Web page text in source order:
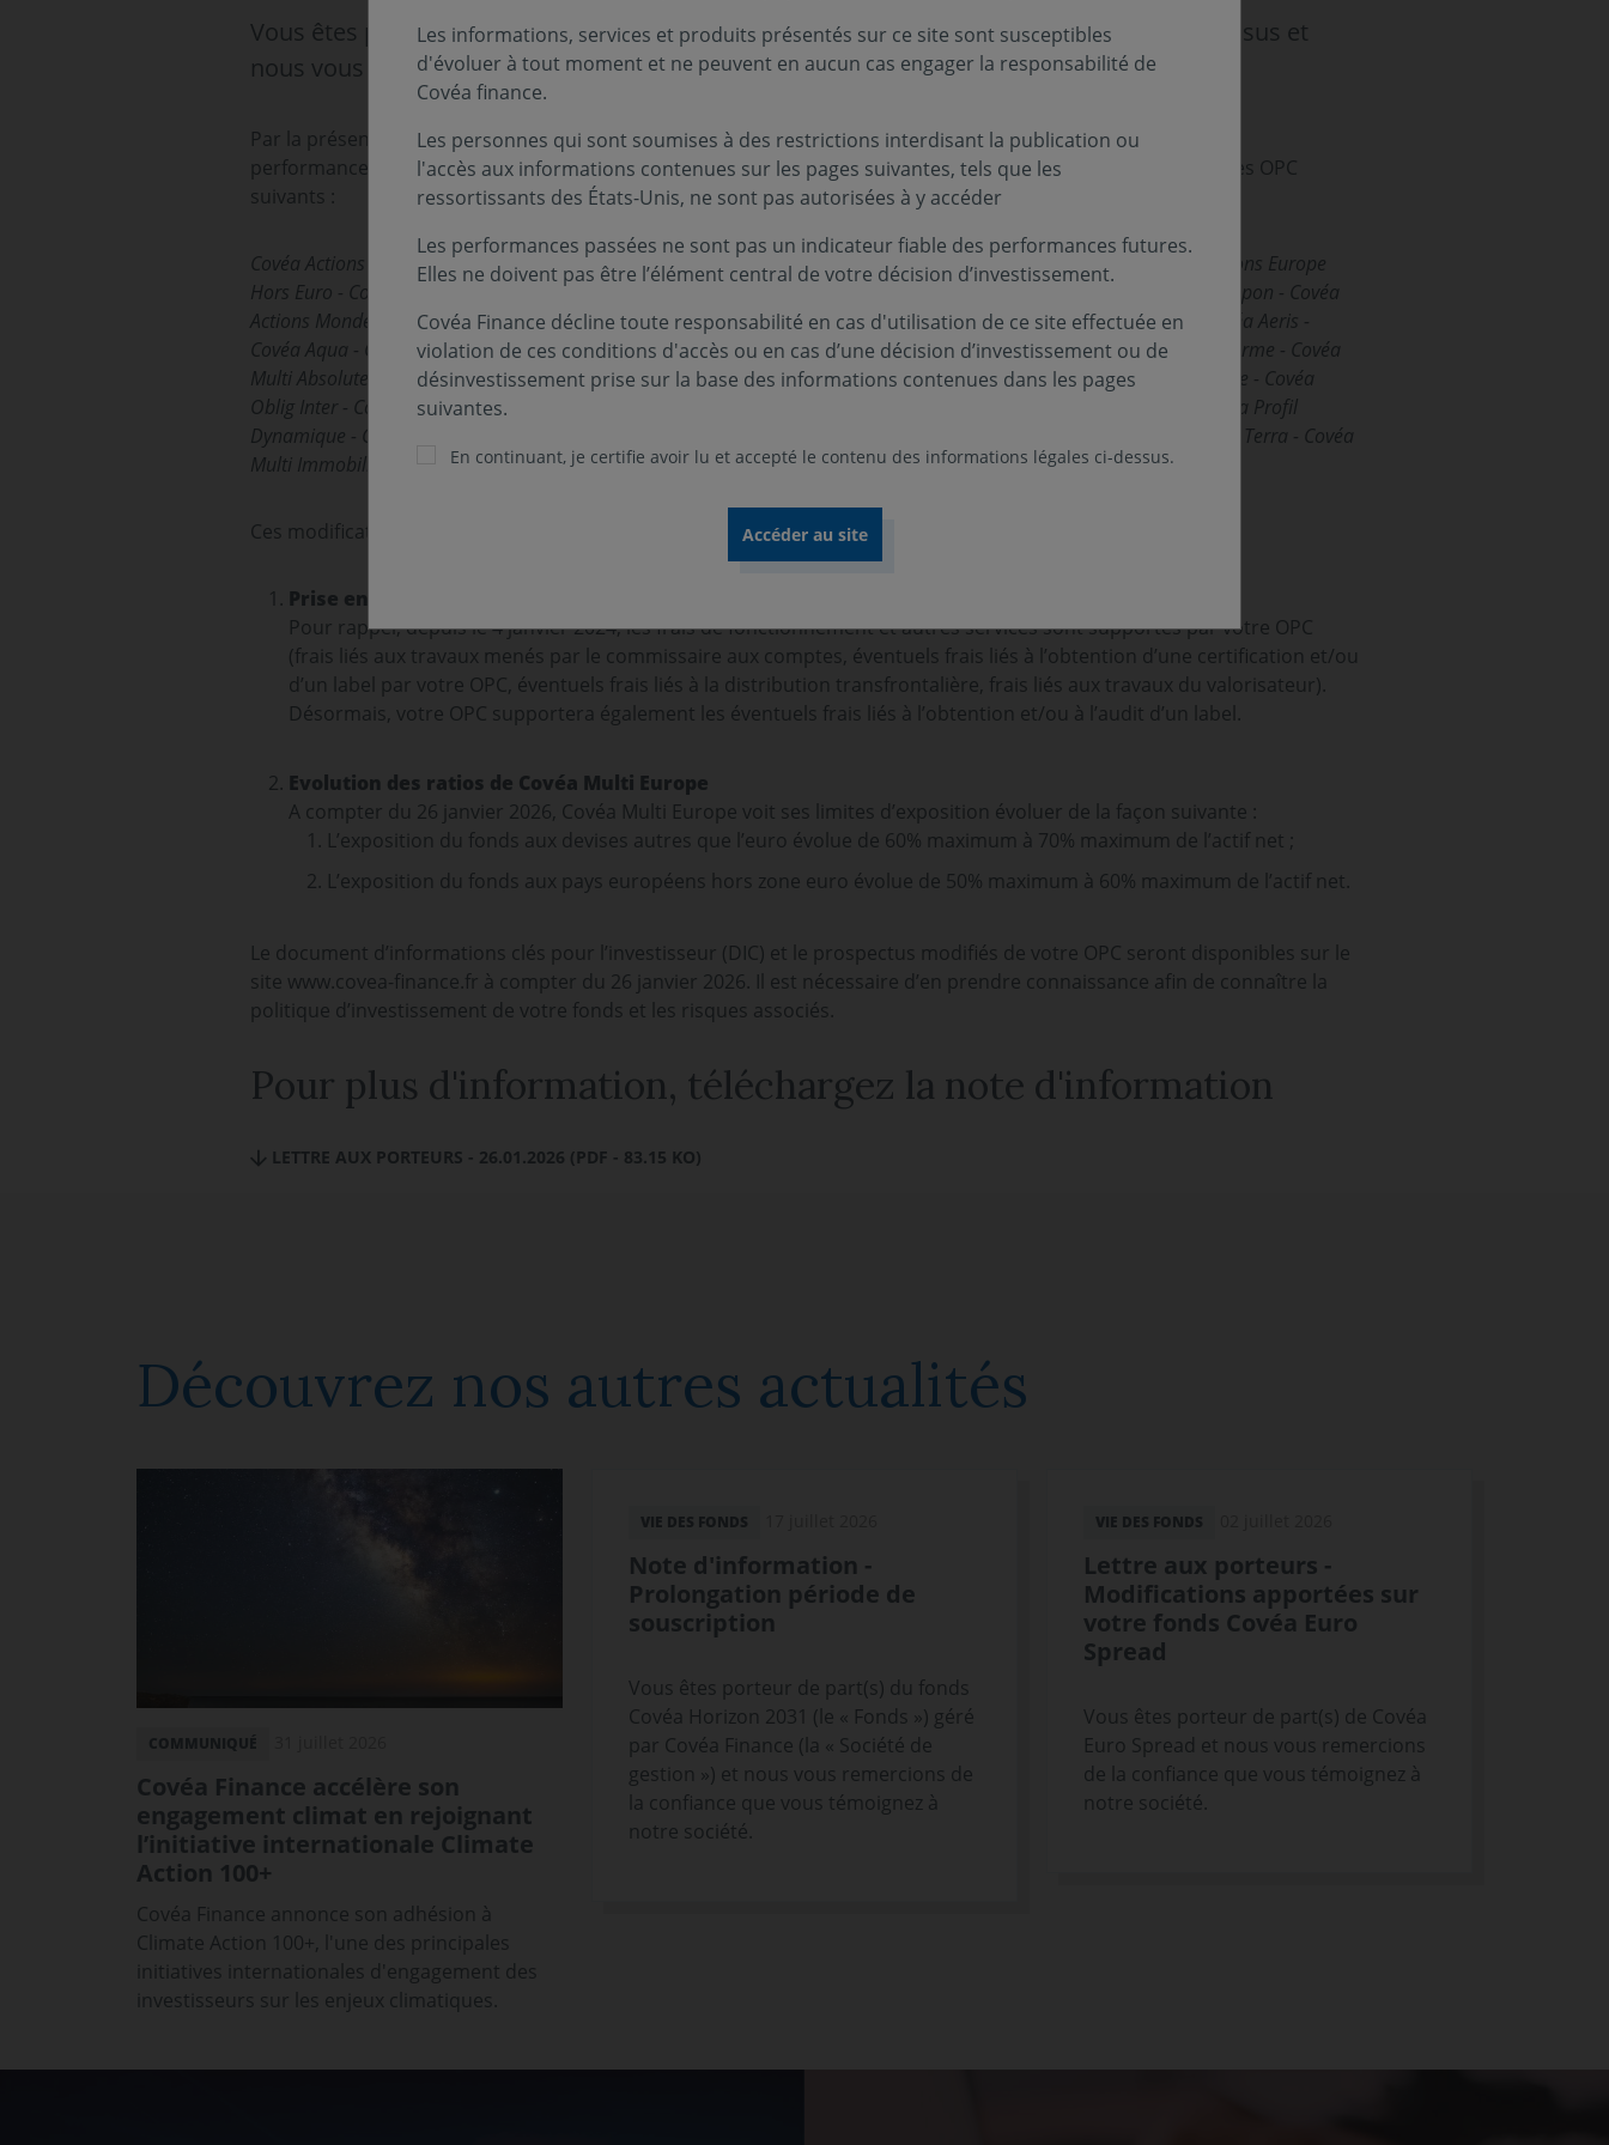
Vous êtes porteur de part(s) de l’un ou plusieurs OPC de Covéa Finance mentionnés ci-dessus et
nous vous remercions de la confiance que vous témoignez à notre société.
Par la présente note, nous vous informons que dans le cadre de la mise à jour annuelle de frais et scénarii de
performance, des modifications complémentaires ont été apportées dans la documentation réglementaire des OPC
suivants :
Covéa Actions Amérique - Covéa Actions Amérique Mid Cap - Covéa Actions Asie - Covéa Actions Croissance - Covéa Actions Europe
Hors Euro - Covéa Actions Europe Opportunités - Covéa Actions France - Covéa Actions Investissement - Covéa Actions Japon - Covéa
Actions Monde - Covéa Actions Rendement - Covéa Actions Solidaires - Covéa Horizon 2029 - Covéa Horizon 2031 - Covéa Aeris -
Covéa Aqua - Covéa Euro Souverain - Covéa Euro Spread - Covéa Flexible ISR - Covéa Haut Rendement - Covéa Moyen Terme - Covéa
Multi Absolute Return - Covéa Multi Emergents - Covéa Multi Europe - Covéa Multi Monde - Covéa Multi Small Cap Europe - Covéa
Oblig Inter - Covéa Obligations - Covéa Obligations Convertibles - Covéa Sécurité - Covéa Perspectives Entreprises - Covéa Profil
Dynamique - Covéa Profil Modéré - Covéa Profil Offensif - Covéa Rendement Réel - Covéa Ruptures - Covéa Solis - Covéa Terra - Covéa
Multi Immobilier - Covéa Solution ELTIF.
Ces modifications, entrant en vigueur le 26 janvier 2026, vous sont développées ci-après :
Prise en charge des frais labélisateurs
Pour rappel, depuis le 4 janvier 2024, les frais de fonctionnement et autres services sont supportés par votre OPC
(frais liés aux travaux menés par le commissaire aux comptes, éventuels frais liés à l’obtention d’une certification et/ou
d’un label par votre OPC, éventuels frais liés à la distribution transfrontalière, frais liés aux travaux du valorisateur).
Désormais, votre OPC supportera également les éventuels frais liés à l’obtention et/ou à l’audit d’un label.
Evolution des ratios de Covéa Multi Europe
A compter du 26 janvier 2026, Covéa Multi Europe voit ses limites d’exposition évoluer de la façon suivante :
L’exposition du fonds aux devises autres que l’euro évolue de 60% maximum à 70% maximum de l’actif net ;
L’exposition du fonds aux pays européens hors zone euro évolue de 50% maximum à 60% maximum de l’actif net.
Le document d’informations clés pour l’investisseur (DIC) et le prospectus modifiés de votre OPC seront disponibles sur le
site www.covea-finance.fr à compter du 26 janvier 2026. Il est nécessaire d’en prendre connaissance afin de connaître la
politique d’investissement de votre fonds et les risques associés.
Pour plus d'information, téléchargez la note d'information
LETTRE AUX PORTEURS - 26.01.2026 (PDF - 83.15 KO)
Découvrez nos autres actualités
Covéa Finance accélère son
engagement climat en rejoignant
l’initiative internationale Climate
Action 100+
Covéa Finance annonce son adhésion à
Climate Action 100+, l'une des principales
initiatives internationales d'engagement des
investisseurs sur les enjeux climatiques.
VIE DES FONDS
Note d'information -
Prolongation période de
souscription
Vous êtes porteur de part(s) du fonds
Covéa Horizon 2031 (le « Fonds ») géré
par Covéa Finance (la « Société de
gestion ») et nous vous remercions de
la confiance que vous témoignez à
notre société.
VIE DES FONDS
Lettre aux porteurs -
Modifications apportées sur
votre fonds Covéa Euro
Spread
Vous êtes porteur de part(s) de Covéa
Euro Spread et nous vous remercions
de la confiance que vous témoignez à
notre société.
Les informations, services et produits présentés sur ce site sont susceptibles
d'évoluer à tout moment et ne peuvent en aucun cas engager la responsabilité de
Covéa finance.
Les personnes qui sont soumises à des restrictions interdisant la publication ou
l'accès aux informations contenues sur les pages suivantes, tels que les
ressortissants des États-Unis, ne sont pas autorisées à y accéder
Les performances passées ne sont pas un indicateur fiable des performances futures.
Elles ne doivent pas être l’élément central de votre décision d’investissement.
Covéa Finance décline toute responsabilité en cas d'utilisation de ce site effectuée en
violation de ces conditions d'accès ou en cas d’une décision d’investissement ou de
désinvestissement prise sur la base des informations contenues dans les pages
suivantes.
En continuant, je certifie avoir lu et accepté le contenu des informations légales ci-dessus.